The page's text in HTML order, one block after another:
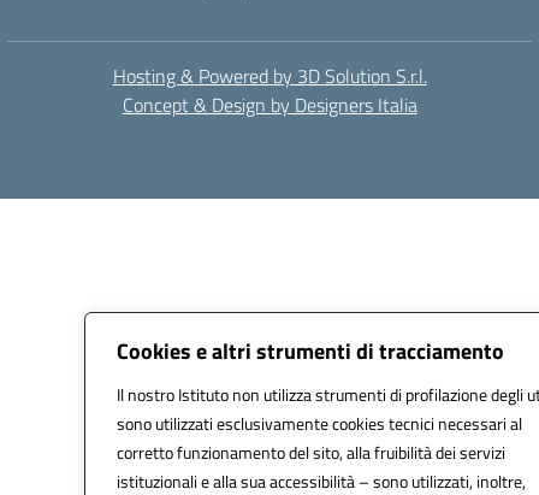
Cookies e altri strumenti di tracciamento
Il nostro Istituto non utilizza strumenti di profilazione degli
sono utilizzati esclusivamente cookies tecnici necessari al
corretto funzionamento del sito, alla fruibilità dei servizi
istituzionali e alla sua accessibilità – sono utilizzati, inoltre,
Hosting & Powered by 3D Solution S.r.l.
Concept & Design by Designers Italia